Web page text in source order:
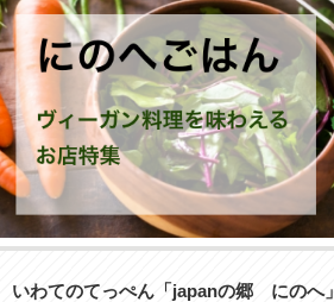
いわてのてっぺん「japanの郷 にのへ」